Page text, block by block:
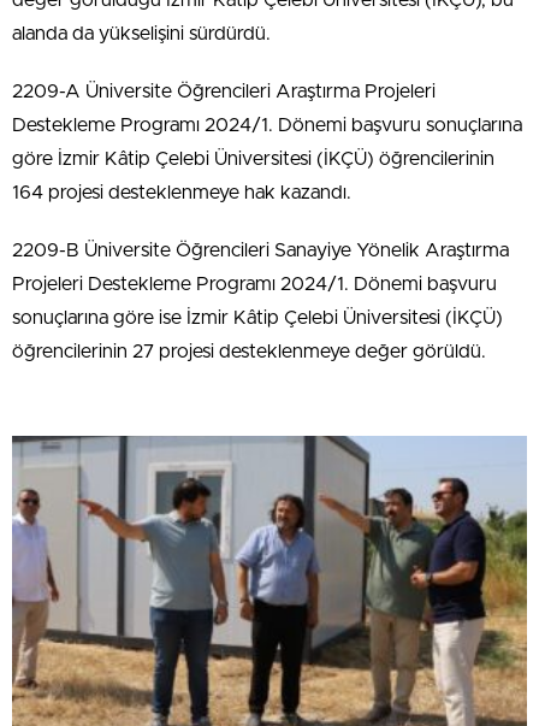
alanda da yükselişini sürdürdü.
2209-A Üniversite Öğrencileri Araştırma Projeleri
Destekleme Programı 2024/1. Dönemi başvuru sonuçlarına
göre İzmir Kâtip Çelebi Üniversitesi (İKÇÜ) öğrencilerinin
164 projesi desteklenmeye hak kazandı.
2209-B Üniversite Öğrencileri Sanayiye Yönelik Araştırma
Projeleri Destekleme Programı 2024/1. Dönemi başvuru
sonuçlarına göre ise İzmir Kâtip Çelebi Üniversitesi (İKÇÜ)
öğrencilerinin 27 projesi desteklenmeye değer görüldü.